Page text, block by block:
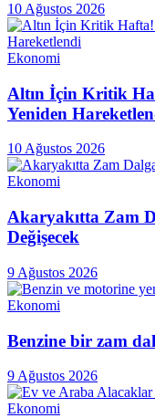
10 Ağustos 2026
Ekonomi
Altın İçin Kritik
Yeniden
10 Ağustos 2026
Ekonomi
Akaryakıtta Zam
Değişecek
9 Ağustos 2026
Ekonomi
Benzine bir zam
9 Ağustos 2026
Ekonomi